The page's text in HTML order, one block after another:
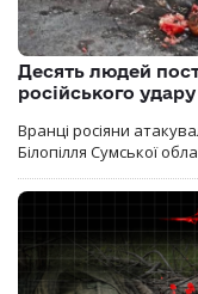
Десять людей
російського
Вранці росіяни
Білопілля Сумської